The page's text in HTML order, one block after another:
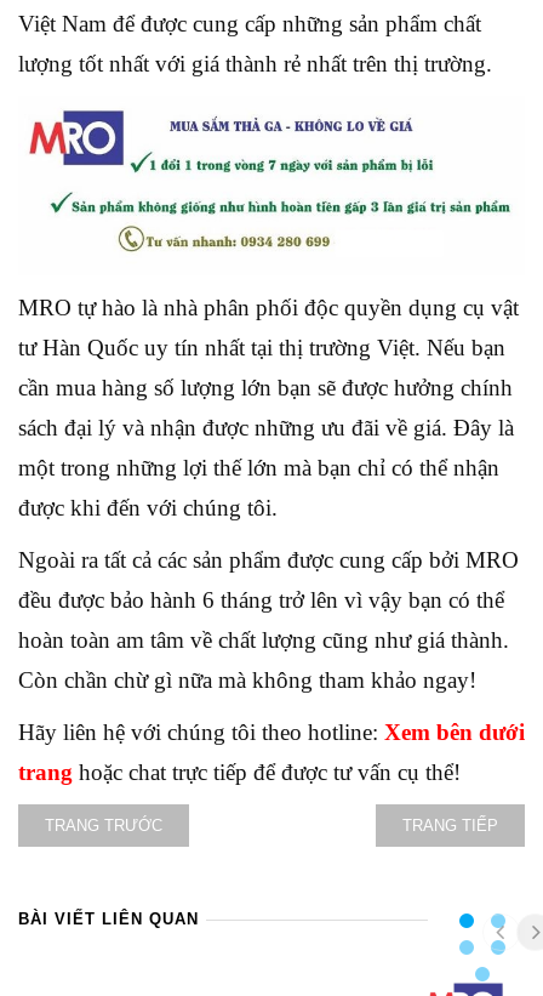
Việt Nam để được cung cấp những sản phẩm chất
lượng tốt nhất với giá thành rẻ nhất trên thị trường.
MRO tự hào là nhà phân phối độc quyền dụng cụ vật
tư Hàn Quốc uy tín nhất tại thị trường Việt. Nếu bạn
cần mua hàng số lượng lớn bạn sẽ được hưởng chính
sách đại lý và nhận được những ưu đãi về giá. Đây là
một trong những lợi thế lớn mà bạn chỉ có thể nhận
được khi đến với chúng tôi.
Ngoài ra tất cả các sản phẩm được cung cấp bởi MRO
đều được bảo hành 6 tháng trở lên vì vậy bạn có thể
hoàn toàn am tâm về chất lượng cũng như giá thành.
Còn chần chừ gì nữa mà không tham khảo ngay!
Hãy liên hệ với chúng tôi theo hotline: Xem bên dưới
trang hoặc chat trực tiếp để được tư vấn cụ thể!
TRANG TRƯỚC TRANG TIẾP
BÀI VIẾT LIÊN QUAN